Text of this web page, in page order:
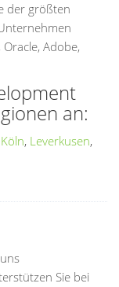
der größten
Adobe,
an:
Köln, Leverkusen,
Sie bei